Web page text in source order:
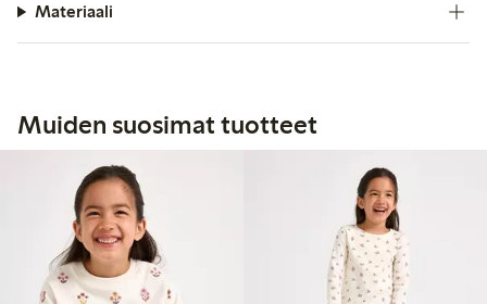
Materiaali
Muiden suosimat tuotteet